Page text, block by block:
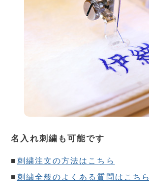
名入れ刺繍も可能です
■ 刺繍注文の方法はこちら
■ 刺繍全般のよくある質問はこちら